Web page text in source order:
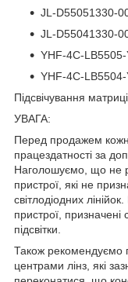
JL-D55051330-
JL-D55041330-
YHF-4C-
YHF-4C-
Підсвічування
УВАГА:
Перед продажем
працездатності за
Наголошуємо, що не
пристрої, які не
світлодіодних
пристрої,
підсвітки.
Також рекомендуємо
центрами лінз, які